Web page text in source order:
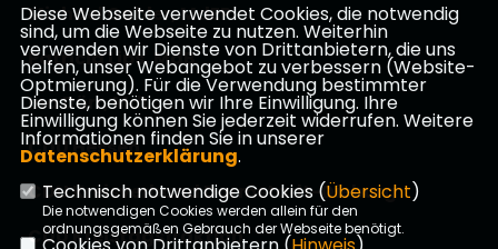
Michael Gahler, MdEP
Patricia Lips, MdB
Ina Dürr, MdL
CDU Hessen
CDU Kreisverband Darmstadt-Dieburg
CDU Kreistagsfraktion
Diese Webseite verwendet Cookies, die notwendig
sind, um die Webseite zu nutzen. Weiterhin
verwenden wir Dienste von Drittanbietern, die uns
helfen, unser Webangebot zu verbessern (Website-
Optmierung). Für die Verwendung bestimmter
Dienste, benötigen wir Ihre Einwilligung. Ihre
Einwilligung können Sie jederzeit widerrufen. Weitere
Informationen finden Sie in unserer
Datenschutzerklärung.
Technisch notwendige Cookies (Übersicht)
Die notwendigen Cookies werden allein für den
ordnungsgemäßen Gebrauch der Webseite benötigt.